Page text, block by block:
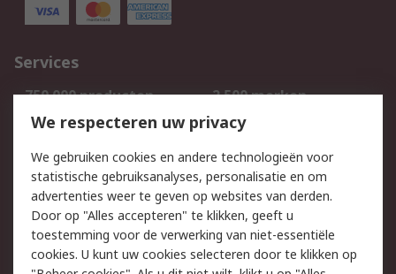
Services
750.000 producten
2.500 merken
Bestellen
Inkoopoplossingen
Track & Trace
Wettelijk
Cookiebeleid
Email veiligheid
We respecteren uw privacy
We gebruiken cookies en andere technologieën voor
statistische gebruiksanalyses, personalisatie en om
advertenties weer te geven op websites van derden.
Door op "Alles accepteren" te klikken, geeft u
toestemming voor de verwerking van niet-essentiële
cookies. U kunt uw cookies selecteren door te klikken op